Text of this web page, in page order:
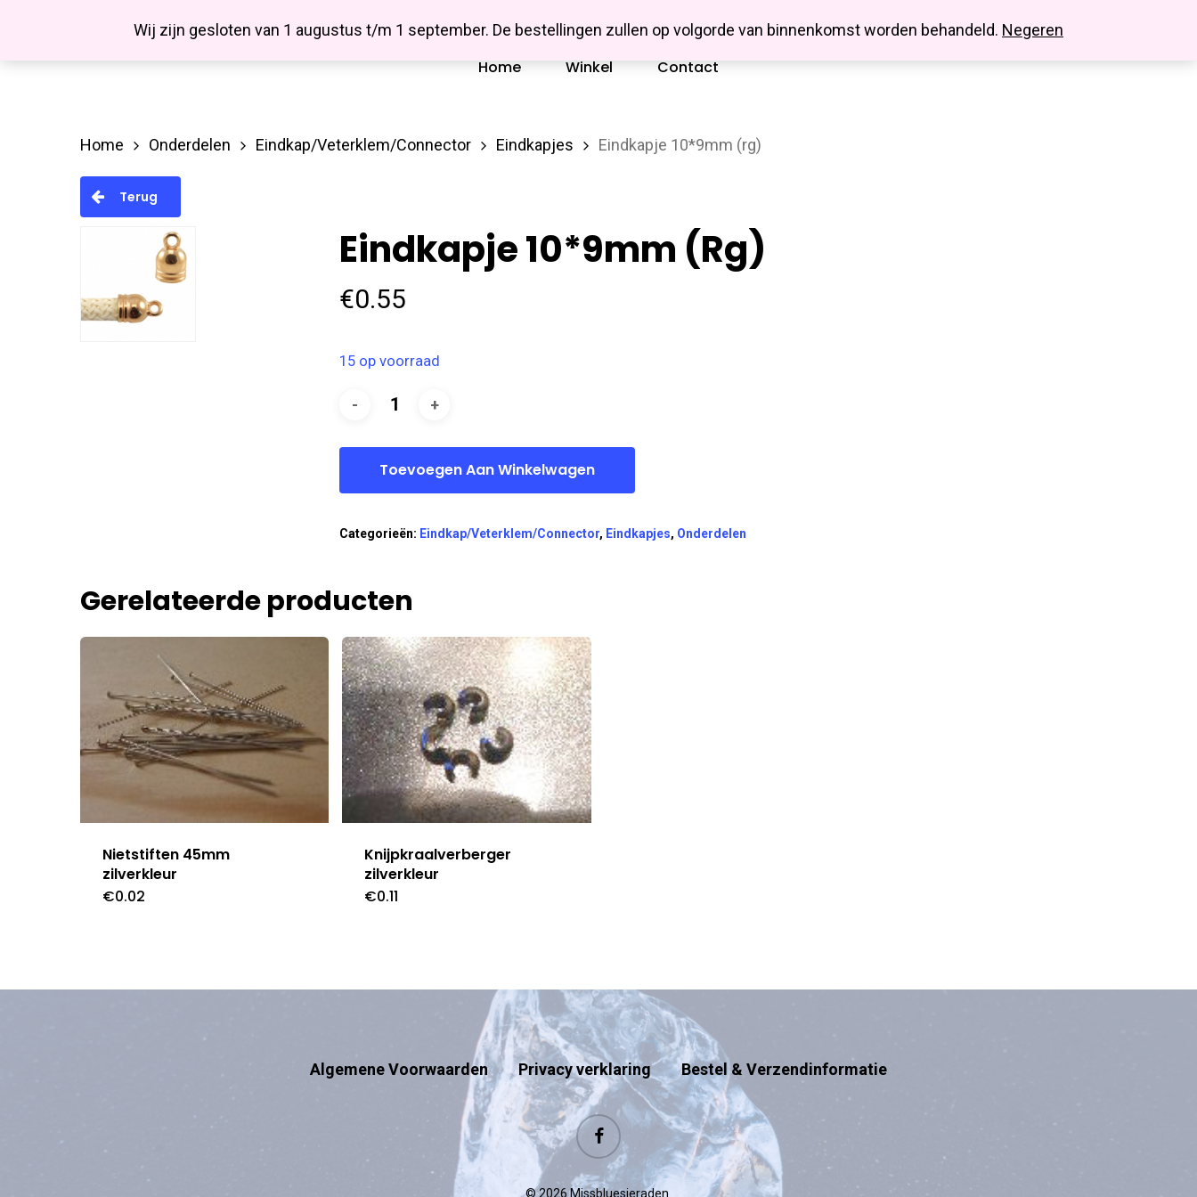
Wij zijn gesloten van 1 augustus t/m 1 september. De bestellingen zullen op volgorde van binnenkomst worden behandeld. Negeren
Hit enter to search or ESC to close
Missbluesieraden
Facebook
Home Winkel Contact
Home Onderdelen Eindkap/Veterklem/Connector Eindkapjes Eindkapje 10*9mm (rg)
Terug
Eindkapje 10*9mm (rg)
€0.55
15 op voorraad
Toevoegen Aan Winkelwagen
Categorieën: Eindkap/Veterklem/Connector, Eindkapjes, Onderdelen
Gerelateerde producten
Nietstiften 45mm
zilverkleur
€0.02
Knijpkraalverberger
zilverkleur
€0.11
Algemene Voorwaarden Privacy verklaring Bestel & Verzendinformatie
facebook
© 2026 Missbluesieraden.